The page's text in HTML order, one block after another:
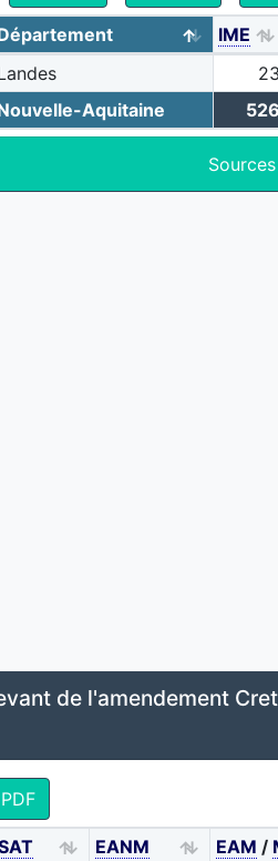
IME
23
Aquitaine
526
de l'amendement
PDF
EANM EAM /